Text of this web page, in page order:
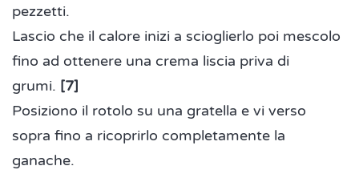
pezzetti.
Lascio che il calore inizi a scioglierlo poi mescolo
fino ad ottenere una crema liscia priva di
grumi. [7]
Posiziono il rotolo su una gratella e vi verso
sopra fino a ricoprirlo completamente la
ganache.